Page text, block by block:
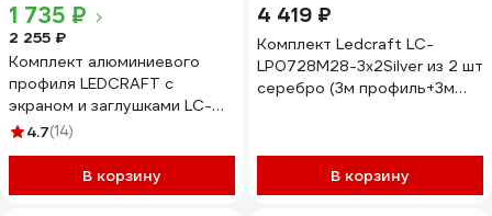
1 735 ₽
2 255 ₽
Комплект алюминиевого
профиля LEDCRAFT с
экраном и заглушками LC-
LP0728M28-3 1627000058
4.7(14)
В корзину
4 419 ₽
Комплект Ledcraft LC-
LP0728M28-3x2Silver из 2 шт
серебро (3м профиль+3м
В корзину